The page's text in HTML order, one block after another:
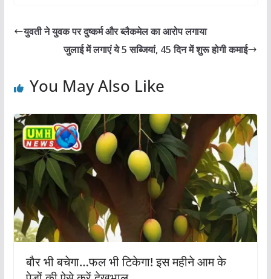
युवती ने युवक पर दुष्कर्म और ब्लैकमेल का आरोप लगाया
जुलाई में लगाएं ये 5 सब्जियां, 45 दिन में शुरू होगी कमाई
You May Also Like
बौर भी बचेगा…फल भी टिकेगा! इस महीने आम के